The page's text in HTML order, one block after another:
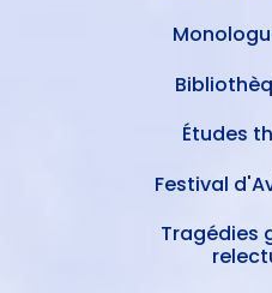
Études
Festival
Tragédies